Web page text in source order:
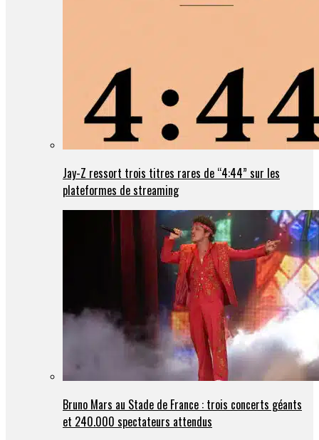
Jay-Z ressort trois titres rares de “4:44” sur les
plateformes de streaming
Bruno Mars au Stade de France : trois concerts géants
et 240.000 spectateurs attendus